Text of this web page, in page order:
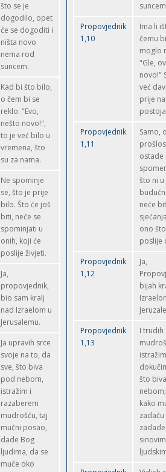
što se je
dogodilo, opet
će se dogoditi i
ništa novo
nema rod
suncem.
Kad bi što bilo,
o čem bi se
reklo: "Evo,
nešto novo!",
to je već bilo u
vremena, što
su za nama.
Ne spominje
se, što je prije
bilo. Što će još
biti, neće se
spominjati u
onih, koji će
poslije živjeti.
Ja,
propovjednik,
bio sam kralj
nad Izraelom u
Jerusalemu.
Ja upravih srce
svoje na to, da
sve, što biva
pod nebom,
istražim i
razaberem
mudrošću, taj
mučni posao,
dade Bog
ljudima, da se
muče oko
Propovjednik
1,10
Ima li
čemu
moglo
"Gle,
novo!"
već
prije
Propovjednik
1,11
Samo,
ostade
što ni u
neće
ono
poslije
Propovjednik
1,12
Ja,
bijah
Propovjednik
1,13
I trudih
što
kako
zadaću